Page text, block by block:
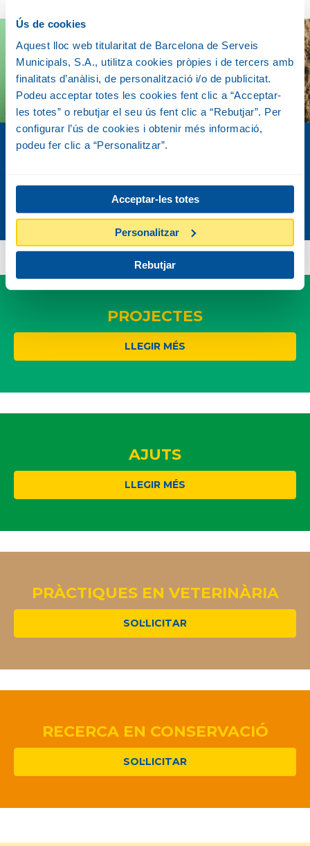
Ús de cookies
Aquest lloc web titularitat de Barcelona de Serveis
Municipals, S.A., utilitza cookies pròpies i de tercers amb
finalitats d’anàlisi, de personalització i/o de publicitat.
Podeu acceptar totes les cookies fent clic a “Acceptar-
les totes” o rebutjar el seu ús fent clic a “Rebutjar”. Per
configurar l’ús de cookies i obtenir més informació,
podeu fer clic a “Personalitzar”.
Acceptar-les totes
Personalitzar
Rebutjar
LLEGIR MÉS
PROJECTES
LLEGIR MÉS
AJUTS
LLEGIR MÉS
PRÀCTIQUES EN VETERINÀRIA
SOL·LICITAR
RECERCA EN CONSERVACIÓ
SOL·LICITAR